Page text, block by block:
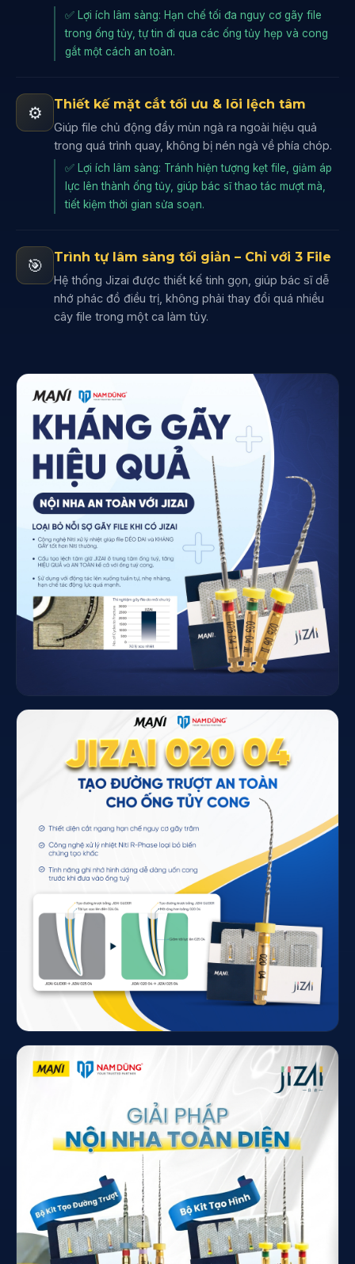
✅ Lợi ích lâm sàng: Hạn chế tối đa nguy cơ gãy file
trong ống tủy, tự tin đi qua các ống tủy hẹp và cong
gắt một cách an toàn.
⚙️ Thiết kế mặt cắt tối ưu & lõi lệch tâm
Giúp file chủ động đẩy mùn ngà ra ngoài hiệu quả
trong quá trình quay, không bị nén ngà về phía chóp.
✅ Lợi ích lâm sàng: Tránh hiện tượng kẹt file, giảm áp
lực lên thành ống tủy, giúp bác sĩ thao tác mượt mà,
tiết kiệm thời gian sửa soạn.
🎯 Trình tự lâm sàng tối giản – Chỉ với 3 File
Hệ thống Jizai được thiết kế tinh gọn, giúp bác sĩ dễ
nhớ phác đồ điều trị, không phải thay đổi quá nhiều
cây file trong một ca làm tủy.